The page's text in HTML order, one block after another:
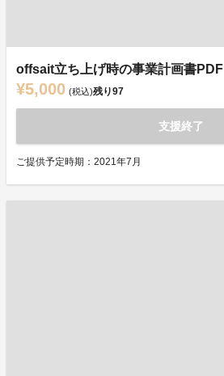
offsait立ち上げ時の事業計画書PDF
¥5,000 (税込)残り97
支援終了
ご提供予定時期：2021年7月